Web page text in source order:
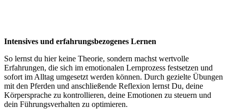
Intensives und erfahrungsbezogenes Lernen
So lernst du hier keine Theorie, sondern machst wertvolle
Erfahrungen, die sich im emotionalen Lernprozess festsetzen und
sofort im Alltag umgesetzt werden können. Durch gezielte Übungen
mit den Pferden und anschließende Reflexion lernst Du, deine
Körpersprache zu kontrollieren, deine Emotionen zu steuern und
dein Führungsverhalten zu optimieren.